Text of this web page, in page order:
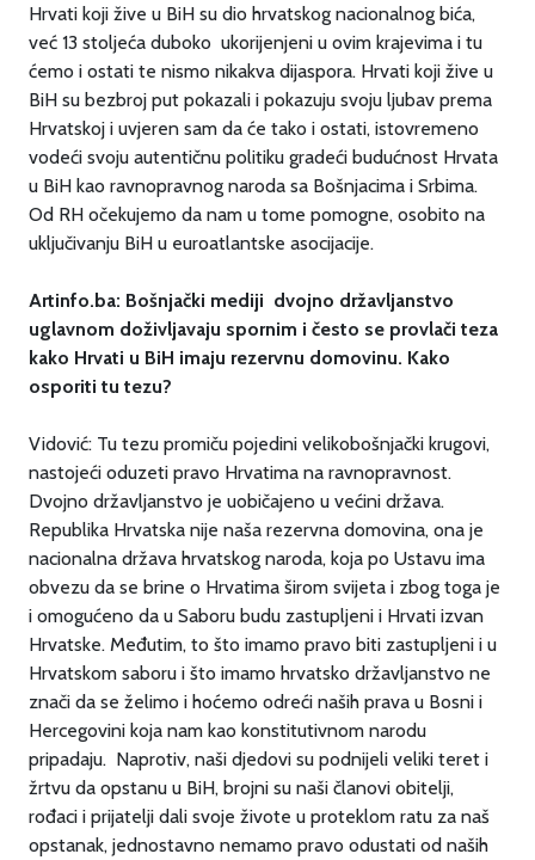
Hrvati koji žive u BiH su dio hrvatskog nacionalnog bića,
već 13 stoljeća duboko ukorijenjeni u ovim krajevima i tu
ćemo i ostati te nismo nikakva dijaspora. Hrvati koji žive u
BiH su bezbroj put pokazali i pokazuju svoju ljubav prema
Hrvatskoj i uvjeren sam da će tako i ostati, istovremeno
vodeći svoju autentičnu politiku gradeći budućnost Hrvata
u BiH kao ravnopravnog naroda sa Bošnjacima i Srbima.
Od RH očekujemo da nam u tome pomogne, osobito na
uključivanju BiH u euroatlantske asocijacije.
Artinfo.ba: Bošnjački mediji dvojno državljanstvo
uglavnom doživljavaju spornim i često se provlači teza
kako Hrvati u BiH imaju rezervnu domovinu. Kako
osporiti tu tezu?
Vidović: Tu tezu promiču pojedini velikobošnjački krugovi,
nastojeći oduzeti pravo Hrvatima na ravnopravnost.
Dvojno državljanstvo je uobičajeno u većini država.
Republika Hrvatska nije naša rezervna domovina, ona je
nacionalna država hrvatskog naroda, koja po Ustavu ima
obvezu da se brine o Hrvatima širom svijeta i zbog toga je
i omogućeno da u Saboru budu zastupljeni i Hrvati izvan
Hrvatske. Međutim, to što imamo pravo biti zastupljeni i u
Hrvatskom saboru i što imamo hrvatsko državljanstvo ne
znači da se želimo i hoćemo odreći naših prava u Bosni i
Hercegovini koja nam kao konstitutivnom narodu
pripadaju. Naprotiv, naši djedovi su podnijeli veliki teret i
žrtvu da opstanu u BiH, brojni su naši članovi obitelji,
rođaci i prijatelji dali svoje živote u proteklom ratu za naš
opstanak, jednostavno nemamo pravo odustati od naših